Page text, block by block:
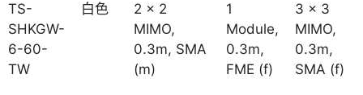
TS-
SHKGW-
6-60-
TW
白色
2 x 2
MIMO,
0.3m, SMA
(m)
1
Module,
0.3m,
FME (f)
3 x 3
MIMO,
0.3m,
SMA (f)